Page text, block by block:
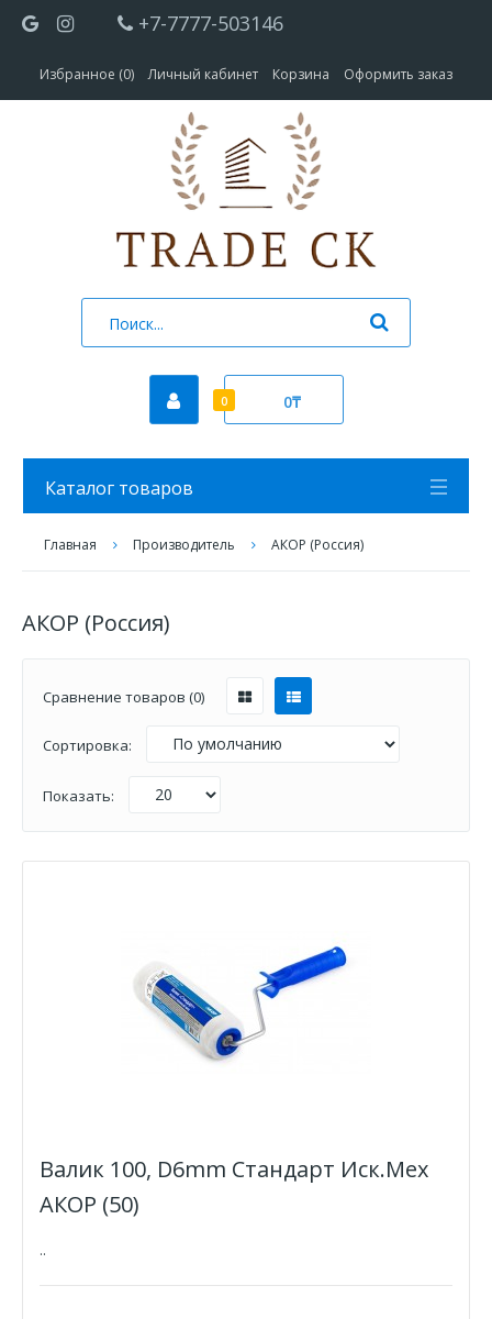
+7-7777-503146
Избранное (0) Личный кабинет Корзина Оформить заказ
0 0₸
Каталог товаров
Главная Производитель АКОР (Россия)
АКОР (Россия)
Сравнение товаров (0)
Сортировка:
Показать:
Валик 100, D6mm Стандарт Иск.Мех
АКОР (50)
..